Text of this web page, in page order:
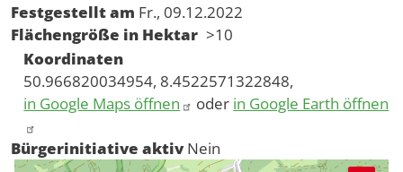
Festgestellt am Fr., 09.12.2022
Flächengröße in Hektar >10
Koordinaten
50.966820034954, 8.4522571322848,
in Google Maps öffnen
oder in Google Earth öffnen
Bürgerinitiative aktiv Nein